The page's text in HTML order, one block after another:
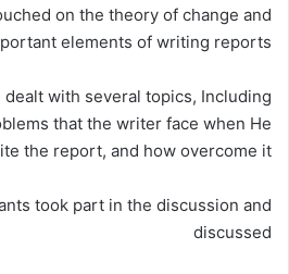
on the theory of change and
elements of writing reports.
dealt with several topics, Including
that the writer face when He
the report, and how overcome it.
took part in the discussion and
discussed